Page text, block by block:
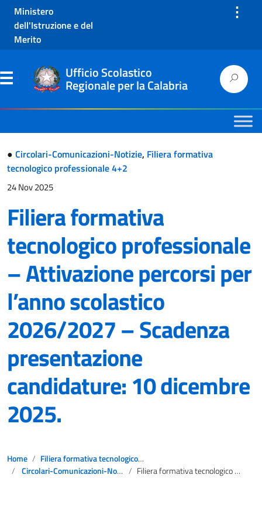
Ministero
dell'Istruzione e del
Merito
⋮
Ufficio Scolastico
Regionale per la Calabria
● Circolari-Comunicazioni-Notizie, Filiera formativa
tecnologico professionale 4+2
24 Nov 2025
Filiera formativa
tecnologico professionale
– Attivazione percorsi per
l’anno scolastico
2026/2027 – Scadenza
presentazione
candidature: 10 dicembre
2025.
Home
Filiera formativa tecnologico professionale 4+2
Circolari-Comunicazioni-Notizie
Filiera formativa tecnologico professionale – Attivazione percorsi per l’anno scolastico 2026/2027 – Scadenza presentazione candidature: 10 dicembre 2025.